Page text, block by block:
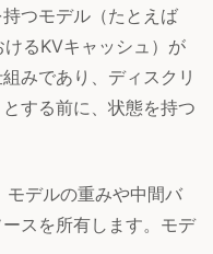
つモデル（たとえば
るKVキャッシュ）が
みであり、ディスクリ
する前に、状態を持つ
モデルの重みや中間バ
スを所有します。モデ